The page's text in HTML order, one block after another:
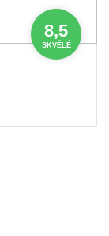
8,5
SKVĚLÉ